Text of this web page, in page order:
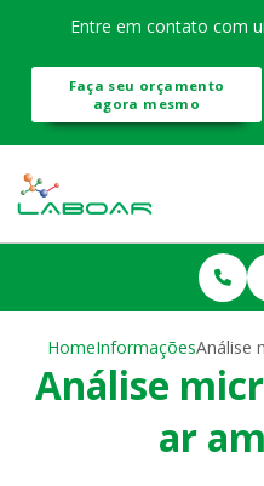
Entre em contato com
Faça seu orçamento
agora mesmo
HomeInformaçõesAnálise
Análise
ar